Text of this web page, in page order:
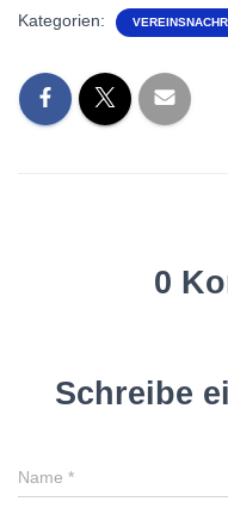
Kategorien:
0
Schreibe
Name *